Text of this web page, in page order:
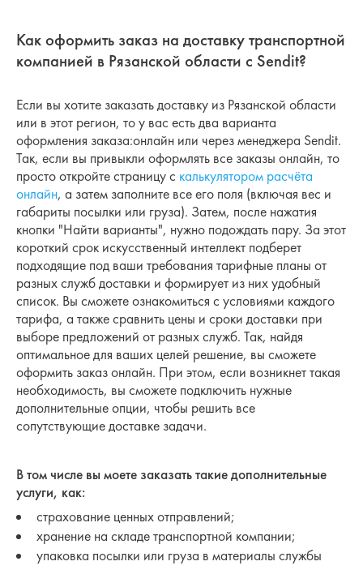
Как оформить заказ на доставку транспортной
компанией в Рязанской области с Sendit?
Если вы хотите заказать доставку из Рязанской области
или в этот регион, то у вас есть два варианта
оформления заказа:онлайн или через менеджера Sendit.
Так, если вы привыкли оформлять все заказы онлайн, то
просто откройте страницу с калькулятором расчёта
онлайн, а затем заполните все его поля (включая вес и
габариты посылки или груза). Затем, после нажатия
кнопки "Найти варианты", нужно подождать пару. За этот
короткий срок искусственный интеллект подберет
подходящие под ваши требования тарифные планы от
разных служб доставки и формирует из них удобный
список. Вы сможете ознакомиться с условиями каждого
тарифа, а также сравнить цены и сроки доставки при
выборе предложений от разных служб. Так, найдя
оптимальное для ваших целей решение, вы сможете
оформить заказ онлайн. При этом, если возникнет такая
необходимость, вы сможете подключить нужные
дополнительные опции, чтобы решить все
сопутствующие доставке задачи.
В том числе вы моете заказать такие дополнительные
услуги, как:
страхование ценных отправлений;
хранение на складе транспортной компании;
упаковка посылки или груза в материалы службы